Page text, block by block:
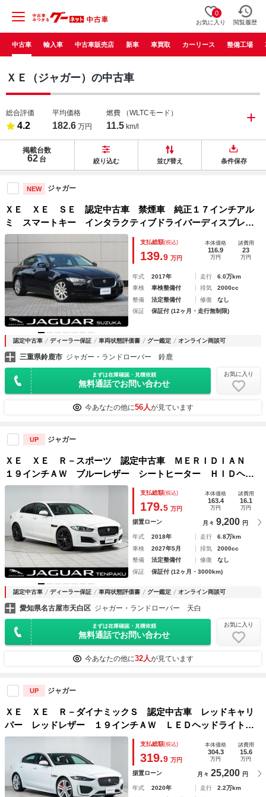
0
お気に入り 閲覧履歴
中古車 輸入車 中古車販売店 新車 車買取 カーリース 整備工場
ＸＥ（ジャガー）の中古車
総合評価
4.2
平均価格
182.6 万円
燃費 （WLTCモード）
11.5 km/l
掲載台数
62 台 絞り込む 並び替え 条件保存
NEW ジャガー
ＸＥ ＸＥ ＳＥ 認定中古車 禁煙車 純正１７インチアル
ミ スマートキー インタラクティブドライバーディスプレ
イ ＭＥＲＩＤＩＡＮサウンド パドルシフト フルセグ
支払総額(税込)
139.9 万円
本体価格
116.9
万円
諸費用
23
万円
年式 2017年 走行
6.0万km
車検
車検整備付 排気
2000cc
整備
法定整備付 修復
なし
保証
保証付 (12ヶ月・走行無制限)
認定中古車 ディーラー保証 車両状態評価書 グー鑑定 オンライン商談可
三重県鈴鹿市 ジャガー・ランドローバー 鈴鹿
まずは在庫確認・見積依頼
無料通話でお問い合わせ
お気に入り
今あなたの他に56人が見ています
UP ジャガー
ＸＥ ＸＥ Ｒ－スポーツ 認定中古車 ＭＥＲＩＤＩＡＮ
１９インチＡＷ ブルーレザー シートヒーター ＨＩＤヘッ
ドライト
支払総額(税込)
179.5 万円
本体価格
163.4
万円
諸費用
16.1
万円
据置ローン 月々 9,200 円
年式 2018年 走行
6.8万km
車検
2027年5月 排気
2000cc
整備
法定整備付 修復
なし
保証
保証付 (12ヶ月・3000km)
認定中古車 ディーラー保証 車両状態評価書 グー鑑定 オンライン商談可
愛知県名古屋市天白区 ジャガー・ランドローバー 天白
まずは在庫確認・見積依頼
無料通話でお問い合わせ
お気に入り
今あなたの他に32人が見ています
UP ジャガー
ＸＥ ＸＥ Ｒ－ダイナミックＳ 認定中古車 レッドキャリ
パー レッドレザー １９インチＡＷ ＬＥＤヘッドライト
アップルカープレイ アンドロイドオート
支払総額(税込)
319.9 万円
本体価格
304.3
万円
諸費用
15.6
万円
据置ローン 月々 25,200 円
年式 2020年 走行
2.2万km